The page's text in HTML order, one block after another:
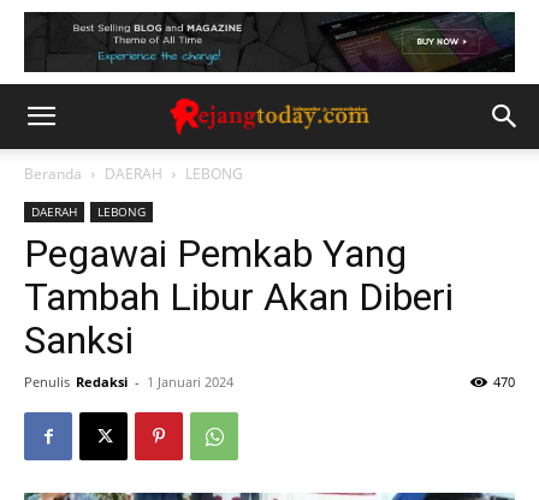
Beranda DAERAH LEBONG
DAERAH LEBONG
Pegawai Pemkab Yang
Tambah Libur Akan Diberi
Sanksi
Penulis Redaksi - 1 Januari 2024 470